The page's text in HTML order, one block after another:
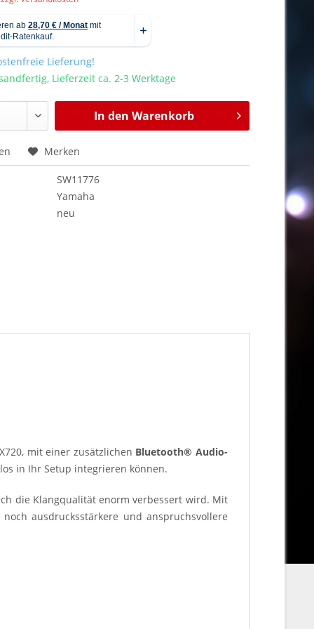
Lieferung!
Lieferzeit ca. 2-3 Werktage
In den Warenkorb
Merken
SW11776
Yamaha
neu
mit einer zusätzlichen Bluetooth® Audio-
in Ihr Setup integrieren können.
die Klangqualität enorm verbessert wird. Mit
ausdrucksstärkere und anspruchsvollere